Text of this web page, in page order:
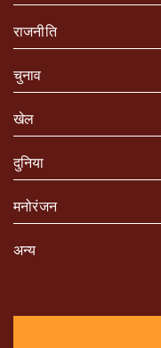
राजनीति
चुनाव
खेल
दुनिया
मनोरंजन
अन्य